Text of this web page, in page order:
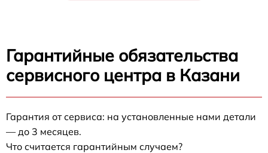
Гарантийные обязательства
сервисного центра в Казани
Гарантия от сервиса: на установленные нами детали
— до 3 месяцев.
Что считается гарантийным случаем?